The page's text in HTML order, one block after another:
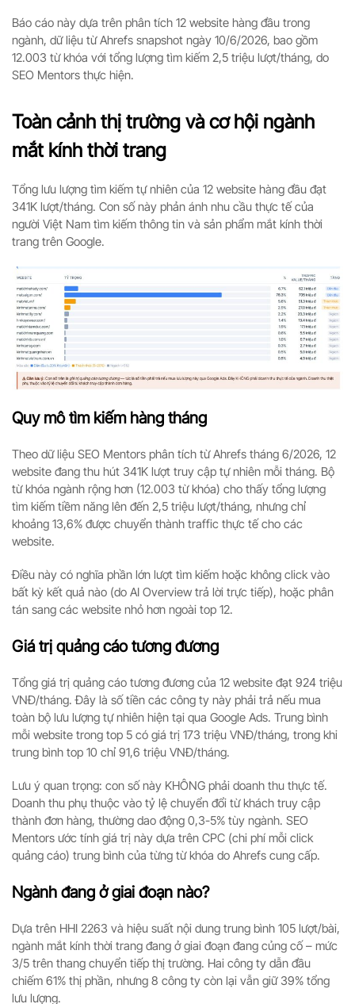
Báo cáo này dựa trên phân tích 12 website hàng đầu trong
ngành, dữ liệu từ Ahrefs snapshot ngày 10/6/2026, bao gồm
12.003 từ khóa với tổng lượng tìm kiếm 2,5 triệu lượt/tháng, do
SEO Mentors thực hiện.
Toàn cảnh thị trường và cơ hội ngành
mắt kính thời trang
Tổng lưu lượng tìm kiếm tự nhiên của 12 website hàng đầu đạt
341K lượt/tháng. Con số này phản ánh nhu cầu thực tế của
người Việt Nam tìm kiếm thông tin và sản phẩm mắt kính thời
trang trên Google.
Quy mô tìm kiếm hàng tháng
Theo dữ liệu SEO Mentors phân tích từ Ahrefs tháng 6/2026, 12
website đang thu hút 341K lượt truy cập tự nhiên mỗi tháng. Bộ
từ khóa ngành rộng hơn (12.003 từ khóa) cho thấy tổng lượng
tìm kiếm tiềm năng lên đến 2,5 triệu lượt/tháng, nhưng chỉ
khoảng 13,6% được chuyển thành traffic thực tế cho các
website.
Điều này có nghĩa phần lớn lượt tìm kiếm hoặc không click vào
bất kỳ kết quả nào (do AI Overview trả lời trực tiếp), hoặc phân
tán sang các website nhỏ hơn ngoài top 12.
Giá trị quảng cáo tương đương
Tổng giá trị quảng cáo tương đương của 12 website đạt 924 triệu
VNĐ/tháng. Đây là số tiền các công ty này phải trả nếu mua
toàn bộ lưu lượng tự nhiên hiện tại qua Google Ads. Trung bình
mỗi website trong top 5 có giá trị 173 triệu VNĐ/tháng, trong khi
trung bình top 10 chỉ 91,6 triệu VNĐ/tháng.
Lưu ý quan trọng: con số này KHÔNG phải doanh thu thực tế.
Doanh thu phụ thuộc vào tỷ lệ chuyển đổi từ khách truy cập
thành đơn hàng, thường dao động 0,3-5% tùy ngành. SEO
Mentors ước tính giá trị này dựa trên CPC (chi phí mỗi click
quảng cáo) trung bình của từng từ khóa do Ahrefs cung cấp.
Ngành đang ở giai đoạn nào?
Dựa trên HHI 2263 và hiệu suất nội dung trung bình 105 lượt/bài,
ngành mắt kính thời trang đang ở giai đoạn đang củng cố – mức
3/5 trên thang chuyển tiếp thị trường. Hai công ty dẫn đầu
chiếm 61% thị phần, nhưng 8 công ty còn lại vẫn giữ 39% tổng
lưu lượng.